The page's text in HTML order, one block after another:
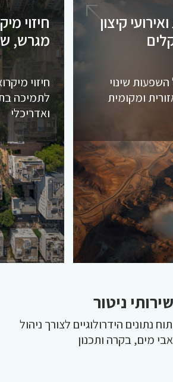
קיצון
השפעות שינוי
ומקומית
חיזוי
מגרש,
חיזוי
לתמיכה
ואדריכלי
שירותי ניטור
נתונים הידרולוגיים לצורך ניהול
מים, בקרה ותכנון